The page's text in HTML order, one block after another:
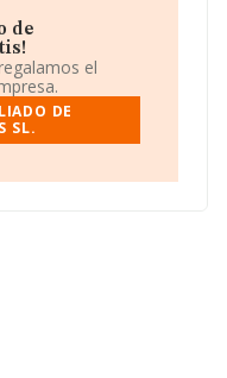
exteriores.
con CIF B54866694,
Peñalver Arroniz
Alicante,
la facturación
de
el
DE
SL.